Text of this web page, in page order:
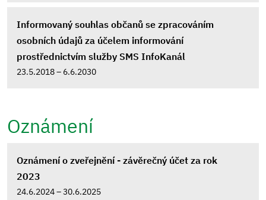
Informovaný souhlas občanů se zpracováním
osobních údajů za účelem informování
prostřednictvím služby SMS InfoKanál
23.5.2018 – 6.6.2030
Oznámení
Oznámení o zveřejnění - závěrečný účet za rok
2023
24.6.2024 – 30.6.2025